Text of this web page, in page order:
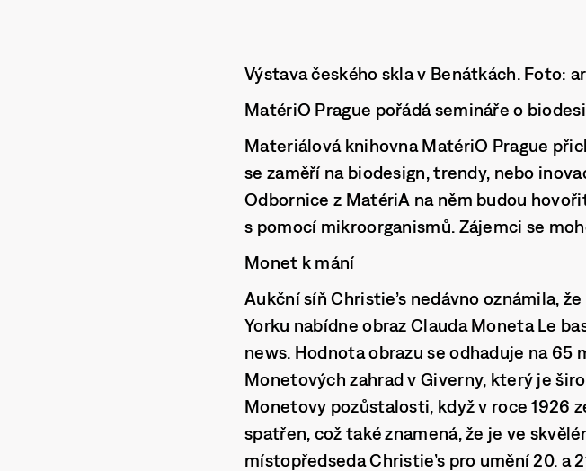
Výstava českého skla v Benátkách. Foto:
MatériO Prague pořádá semináře o
Materiálová knihovna MatériO Prague
se zaměří na biodesign, trendy, nebo
Odbornice z MatériA na něm budou
s pomocí mikroorganismů. Zájemci se
Monet k mání
Aukční síň Christie’s nedávno oznámila,
Yorku nabídne obraz Clauda Moneta Le
news. Hodnota obrazu se odhaduje na 65
Monetových zahrad v Giverny, který je
Monetovy pozůstalosti, když v roce 1926
spatřen, což také znamená, že je ve
místopředseda Christie’s pro umění 20. a